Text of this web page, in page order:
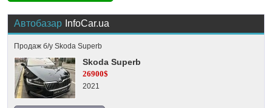
Автобазар InfoCar.ua
Продаж б/у Skoda Superb
Skoda Superb
26900$
2021